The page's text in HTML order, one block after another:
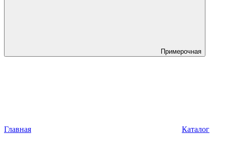
Примерочная
Главная Каталог